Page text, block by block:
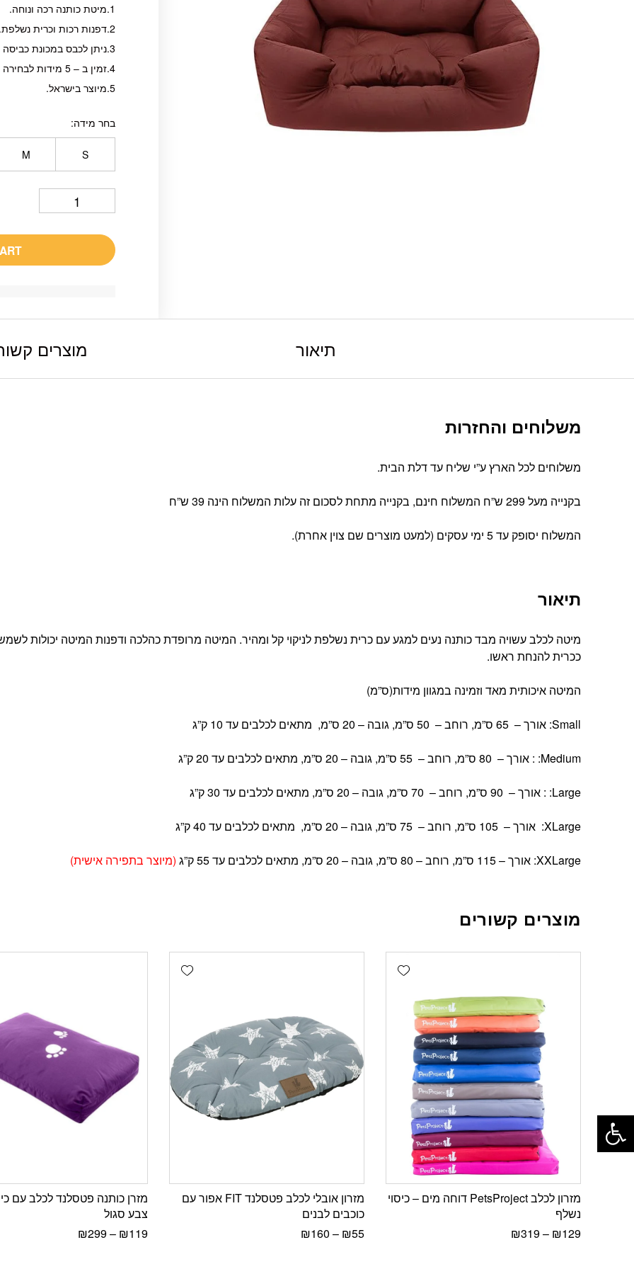
1.מיטת כותנה רכה ונוחה.
2.דפנות רכות וכרית נשלפת.
3.ניתן לכבס במכונת כביסה ב- 30 מעלות ללא סחיטה ולייבש במאוזן.
4.זמין ב – 5 מידות לבחירה S, M, L, XL, XXL (פירוט מלא למטה)
5.מיוצר בישראל.
בחר מידה
S
M
תיאור מוצרים
משלוחים והחזרות
משלוחים לכל הארץ ע”י שליח עד דלת הבית.
בקנייה מעל 299 ש”ח המשלוח חינם, בקנייה מתחת לסכום זה עלות המשלוח הינה 39 ש”ח
המשלוח יסופק עד 5 ימי עסקים (למעט מוצרים שם צוין אחרת).
תיאור
מיטה לכלב עשויה מבד כותנה נעים למגע עם כרית נשלפת לניקוי קל ומהיר. המיטה מרופדת כהלכה ודפנות המיטה יכולות
ככרית להנחת ראשו.
המיטה איכותית מאד וזמינה במגוון מידות(ס”מ)
Small: אורך – 65 ס”מ, רוחב – 50 ס”מ, גובה – 20 ס”מ, מתאים לכלבים עד 10 ק”ג
Medium: : אורך – 80 ס”מ, רוחב – 55 ס”מ, גובה – 20 ס”מ, מתאים לכלבים עד 20 ק”ג
Large: : אורך – 90 ס”מ, רוחב – 70 ס”מ, גובה – 20 ס”מ, מתאים לכלבים עד 30 ק”ג
XLarge: אורך – 105 ס”מ, רוחב – 75 ס”מ, גובה – 20 ס”מ, מתאים לכלבים עד 40 ק”ג
XXLarge: אורך – 115 ס”מ, רוחב – 80 ס”מ, גובה – 20 ס”מ, מתאים לכלבים עד 55 ק”ג (מיוצר בתפירה אישית)
מוצרים קשורים
Add wishlist
מזרון לכלב PetsProject דוחה מים – כיסוי
נשלף
₪129
–
₪319
Add wishlist
מזרון אובלי לכלב פטסלנד FIT אפור עם
כוכבים לבנים
₪55
–
₪160
מזרן כותנה פטסלנד לכלב עם
צבע סגול
₪119
–
₪299
פתח סרגל נגישות